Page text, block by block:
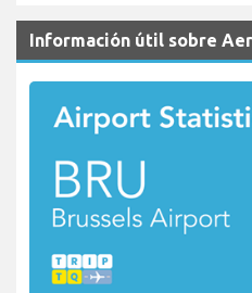
Información útil sobre